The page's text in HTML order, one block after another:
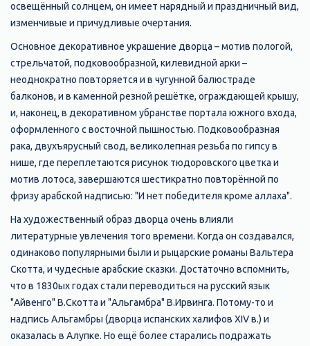
освещённый солнцем, он имеет нарядный и праздничный вид,
изменчивые и причудливые очертания.
Основное декоративное украшение дворца – мотив пологой,
стрельчатой, подковообразной, килевидной арки –
неоднократно повторяется и в чугунной балюстраде
балконов, и в каменной резной решётке, ограждающей крышу,
и, наконец, в декоративном убранстве портала южного входа,
оформленного с восточной пышностью. Подковообразная
рака, двухъярусный свод, великолепная резьба по гипсу в
нише, где переплетаются рисунок тюдоровского цветка и
мотив лотоса, завершаются шестикратно повторённой по
фризу арабской надписью: "И нет победителя кроме аллаха".
На художественный образ дворца очень влияли
литературные увлечения того времени. Когда он создавался,
одинаково популярными были и рыцарские романы Вальтера
Скотта, и чудесные арабские сказки. Достаточно вспомнить,
что в 1830ых годах стали переводиться на русский язык
"Айвенго" В.Скотта и "Альгамбра" В.Ирвинга. Потому-то и
надпись Альгамбры (дворца испанских халифов XIV в.) и
оказалась в Алупке. Но ещё более старались подражать